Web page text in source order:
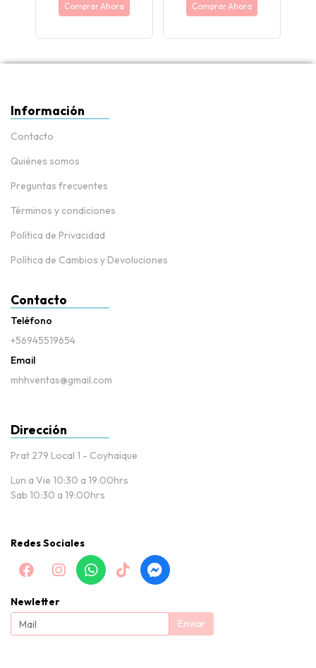
Comprar Ahora Comprar Ahora
Información
Contacto
Quiénes somos
Preguntas frecuentes
Términos y condiciones
Política de Privacidad
Política de Cambios y Devoluciones
Contacto
Teléfono
+56945519654
Email
mhhventas@gmail.com
Dirección
Prat 279 Local 1 - Coyhaique
Lun a Vie 10:30 a 19:00hrs
Sab 10:30 a 19:00hrs
Redes Sociales
Newletter
Enviar